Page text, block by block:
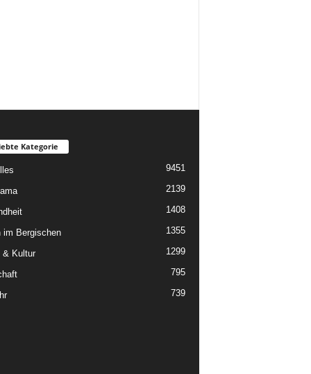
Kategorie
9451
2139
1408
im Bergischen 1355
& Kultur 1299
795
739